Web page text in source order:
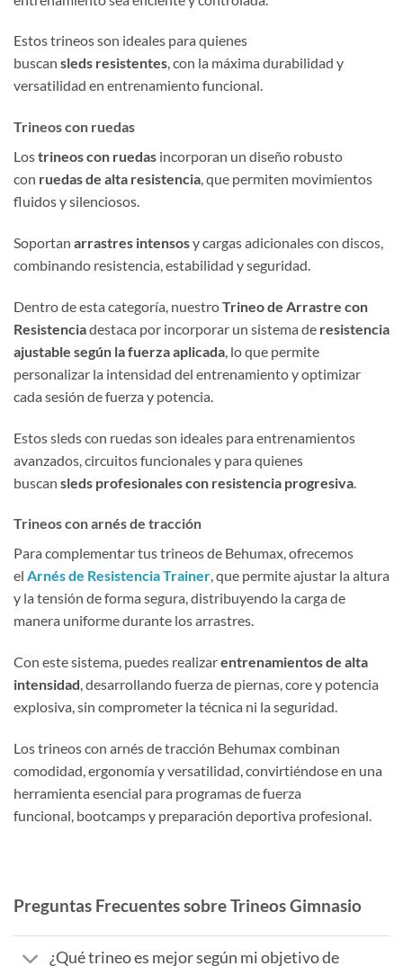
Estos trineos son ideales para quienes
buscan sleds resistentes, con la máxima durabilidad y
versatilidad en entrenamiento funcional.
Trineos con ruedas
Lostrineos con ruedas incorporan un diseño robusto
con ruedas de alta resistencia, que permiten movimientos
fluidos y silenciosos.
Soportan arrastres intensosy cargas adicionales con discos,
combinando resistencia, estabilidad y seguridad.
Dentro de esta categoría, nuestroTrineo de Arrastre con
Resistenciadestaca por incorporar un sistema de resistencia
ajustable según la fuerza aplicada, lo que permite
personalizar la intensidad del entrenamiento y optimizar
cada sesión de fuerza y potencia.
Estos sleds con ruedas son ideales para entrenamientos
avanzados, circuitos funcionales y para quienes
buscan sleds profesionales con resistencia progresiva
Trineos con arnés de tracción
Para complementar tus trineos de Behumax, ofrecemos
el Arnés de Resistencia Trainer, que permite ajustar la altura
y la tensión de forma segura, distribuyendo la carga de
manera uniforme durante los arrastres.
Con este sistema, puedes realizarentrenamientos de alta
intensidad, desarrollando fuerza de piernas, core y potencia
explosiva, sin comprometer la técnica ni la seguridad.
Los trineos con arnés de tracción Behumax combinan
comodidad, ergonomía y versatilidad, convirtiéndose en una
herramienta esencial para programas de fuerza
funcional, bootcamps y preparación deportiva profesional.
Preguntas Frecuentes sobre Trineos Gimnasio
¿Qué trineo es mejor según mi objetivo de